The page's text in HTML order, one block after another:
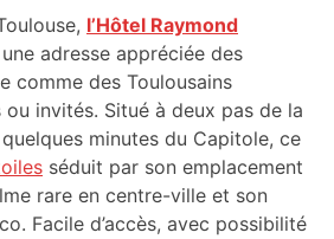
l’Hôtel Raymond
adresse appréciée des
comme des Toulousains
invités. Situé à deux pas de la
minutes du Capitole, ce
séduit par son emplacement
rare en centre-ville et son
Facile d’accès, avec possibilité